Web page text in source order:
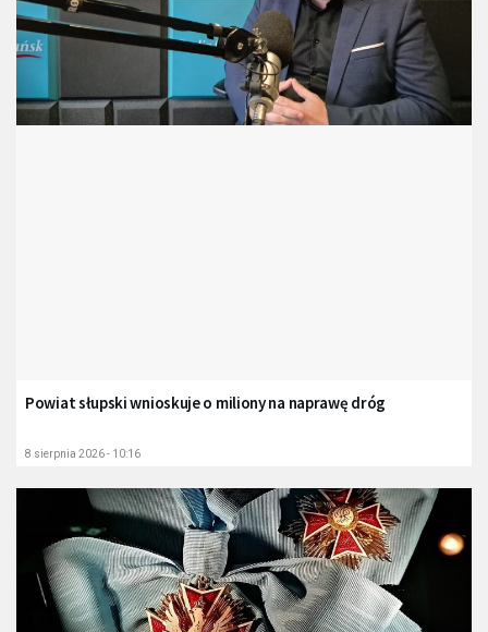
Powiat słupski wnioskuje o miliony na naprawę dróg
8 sierpnia 2026 - 10:16